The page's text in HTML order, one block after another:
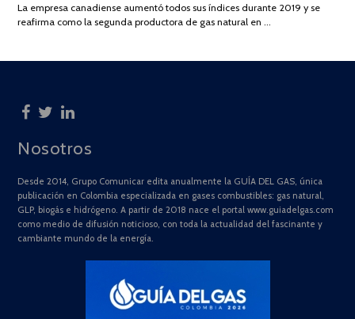
2025
La empresa canadiense aumentó todos sus índices durante 2019 y se
reafirma como la segunda productora de gas natural en …
Nosotros
Desde 2014, Grupo Comunicar edita anualmente la GUÍA DEL GAS, única
publicación en Colombia especializada en gases combustibles: gas natural,
GLP, biogás e hidrógeno. A partir de 2018 nace el portal www.guiadelgas.com
como medio de difusión noticioso, con toda la actualidad del fascinante y
cambiante mundo de la energía.